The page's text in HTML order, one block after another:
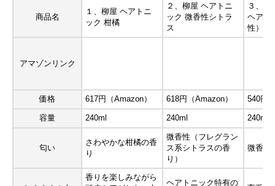
商品名
１、柳屋 ヘアトニ
ック 柑橘
２、柳屋 ヘアトニ
ック 微香性シトラ
ス
３、柳
ヘアト
性）
アマゾンリンク
価格 617円（Amazon） 618円（Amazon） 540円
容量 240ml 240ml 240ml
匂い
さわやかな柑橘の香
り
微香性（フレグラン
ス系シトラスの香
り）
微香性
香りを楽しみながら
ヘアトニック特有の